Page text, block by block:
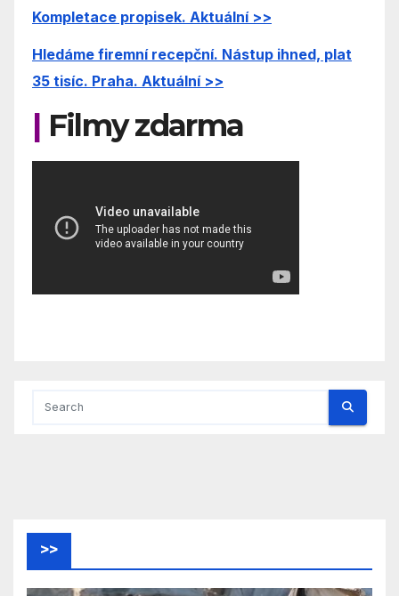
Kompletace propisek. Aktuální >>
Hledáme firemní recepční. Nástup ihned, plat
35 tisíc. Praha. Aktuální >>
| Filmy zdarma
>>